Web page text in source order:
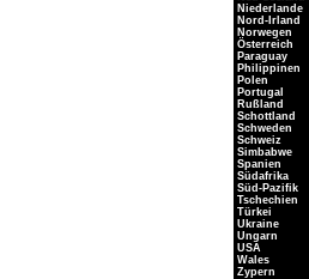
Niederlande
Nord-Irland
Norwegen
Österreich
Paraguay
Philippinen
Polen
Portugal
Rußland
Schottland
Schweden
Schweiz
Simbabwe
Spanien
Südafrika
Süd-Pazifik
Tschechien
Türkei
Ukraine
Ungarn
USA
Wales
Zypern